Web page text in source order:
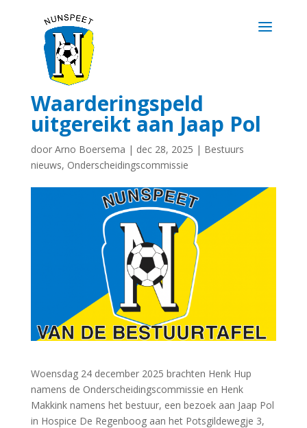
Waarderingspeld
uitgereikt aan Jaap Pol
door Arno Boersema | dec 28, 2025 | Bestuurs
nieuws, Onderscheidingscommissie
Woensdag 24 december 2025 brachten Henk Hup
namens de Onderscheidingscommissie en Henk
Makkink namens het bestuur, een bezoek aan Jaap Pol
in Hospice De Regenboog aan het Potsgildewegje 3,